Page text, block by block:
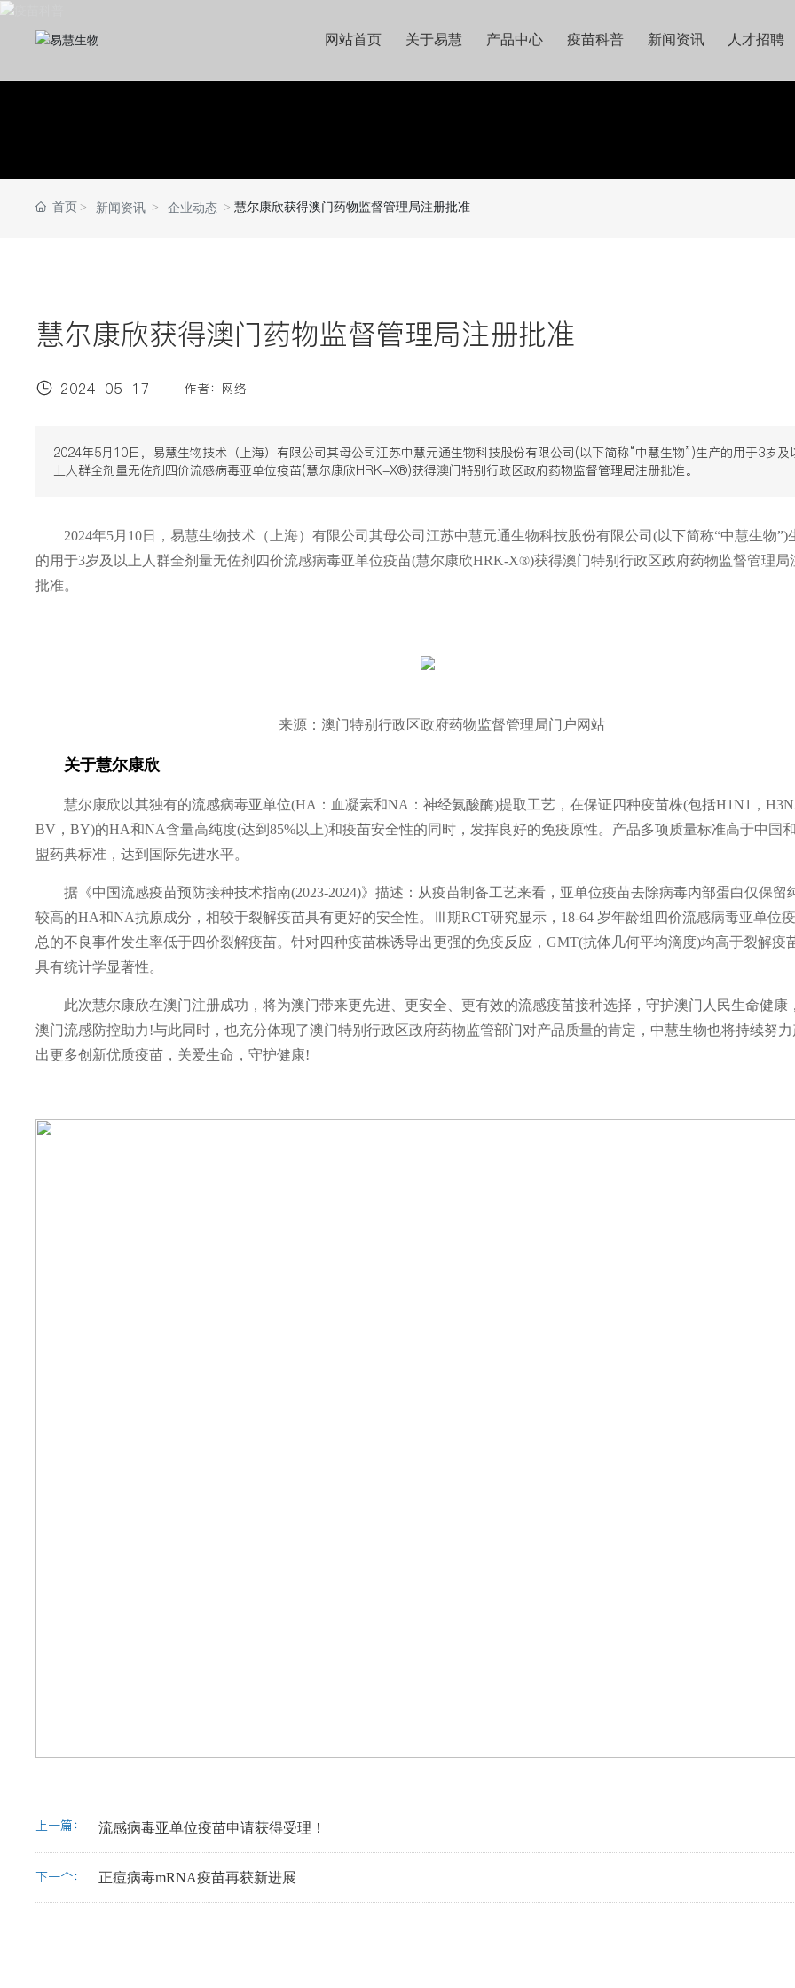
网站首页 关于易慧 产品中心 疫苗科普 新闻资讯 人才招聘
首页 新闻资讯 企业动态 慧尔康欣获得澳门药物监督管理局注册批准
慧尔康欣获得澳门药物监督管理局注册批准
2024-05-17 作者：网络
2024年5月10日，易慧生物技术（上海）有限公司其母公司江苏中慧元通生物科技股份有限公司(以下简称“中慧生物”)生产的用于3岁及
上人群全剂量无佐剂四价流感病毒亚单位疫苗(慧尔康欣HRK-X®)获得澳门特别行政区政府药物监督管理局注册批准。
2024年5月10日，易慧生物技术（上海）有限公司其母公司江苏中慧元通生物科技股份有限公司(以下简称“中慧生物”)
的用于3岁及以上人群全剂量无佐剂四价流感病毒亚单位疫苗(慧尔康欣HRK-X®)获得澳门特别行政区政府药物监督管理局
批准。
来源：澳门特别行政区政府药物监督管理局门户网站
关于慧尔康欣
慧尔康欣以其独有的流感病毒亚单位(HA：血凝素和NA：神经氨酸酶)提取工艺，在保证四种疫苗株(包括H1N1，
BV，BY)的HA和NA含量高纯度(达到85%以上)和疫苗安全性的同时，发挥良好的免疫原性。产品多项质量标准高于中国
盟药典标准，达到国际先进水平。
据《中国流感疫苗预防接种技术指南(2023-2024)》描述：从疫苗制备工艺来看，亚单位疫苗去除病毒内部蛋白仅保留
较高的HA和NA抗原成分，相较于裂解疫苗具有更好的安全性。Ⅲ期RCT研究显示，18-64 岁年龄组四价流感病毒亚单位
总的不良事件发生率低于四价裂解疫苗。针对四种疫苗株诱导出更强的免疫反应，GMT(抗体几何平均滴度)均高于裂解疫
具有统计学显著性。
此次慧尔康欣在澳门注册成功，将为澳门带来更先进、更安全、更有效的流感疫苗接种选择，守护澳门人民生命健康
澳门流感防控助力!与此同时，也充分体现了澳门特别行政区政府药物监管部门对产品质量的肯定，中慧生物也将持续努
出更多创新优质疫苗，关爱生命，守护健康!
上一篇： 流感病毒亚单位疫苗申请获得受理！
下一个： 正痘病毒mRNA疫苗再获新进展